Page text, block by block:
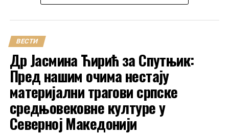
ВЕСТИ
Др Јасмина Ћирић за Спутњик:
Пред нашим очима нестају
материјални трагови српске
средњовековне културе у
Северној Македонији